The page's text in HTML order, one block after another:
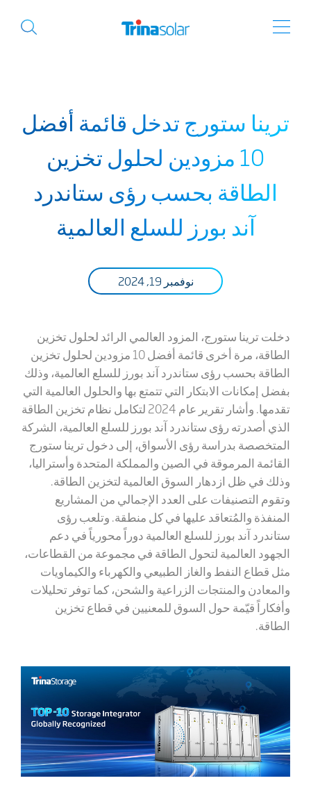
ترينا ستورج تدخل قائمة أفضل
10 مزودين لحلول تخزين
الطاقة بحسب رؤى ستاندرد
آند بورز للسلع العالمية
نوفمبر 19, 2024
دخلت ترينا ستورج، المزود العالمي الرائد لحلول تخزين
الطاقة، مرة أخرى قائمة أفضل 10 مزودين لحلول تخزين
الطاقة بحسب رؤى ستاندرد آند بورز للسلع العالمية، وذلك
بفضل إمكانات الابتكار التي تتمتع بها والحلول العالمية التي
تقدمها. وأشار تقرير عام 2024 لتكامل نظام تخزين الطاقة
الذي أصدرته رؤى ستاندرد آند بورز للسلع العالمية، الشركة
المتخصصة بدراسة رؤى الأسواق، إلى دخول ترينا ستورج
القائمة المرموقة في الصين والمملكة المتحدة وأستراليا،
وذلك في ظل ازدهار السوق العالمية لتخزين الطاقة.
وتقوم التصنيفات على العدد الإجمالي من المشاريع
المنفذة والمُتعاقد عليها في كل منطقة. وتلعب رؤى
ستاندرد آند بورز للسلع العالمية دوراً محورياً في دعم
الجهود العالمية لتحول الطاقة في مجموعة من القطاعات،
مثل قطاع النفط والغاز الطبيعي والكهرباء والكيماويات
والمعادن والمنتجات الزراعية والشحن، كما توفر تحليلات
وأفكاراً قيّمة حول السوق للمعنيين في قطاع تخزين
الطاقة.